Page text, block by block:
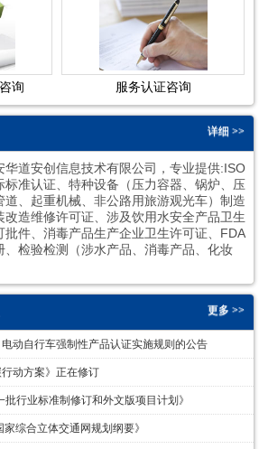
2
询 服务认证咨询
详细 >>
华道安创信息技术有限公司，专业提供:ISO
标准认证、特种设备（压力容器、锅炉、压
道、起重机械、非公路用旅游观光车）制造
改造维修许可证、涉及饮用水安全产品卫生
批件、消毒产品生产企业卫生许可证、FDA
、检验检测（涉水产品、消毒产品、化妆
更多 >>
动自行车强制性产品认证实施规则的公告
行动方案》正在修订
行业标准制修订和外文版项目计划》
综合立体交通网规划纲要》